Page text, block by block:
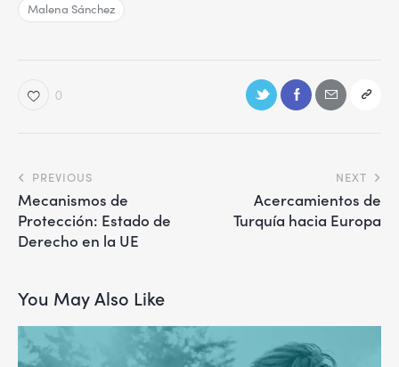
Malena Sánchez
0
PREVIOUS
Mecanismos de
Protección: Estado de
Derecho en la UE
NEXT
Acercamientos de
Turquía hacia Europa
You May Also Like